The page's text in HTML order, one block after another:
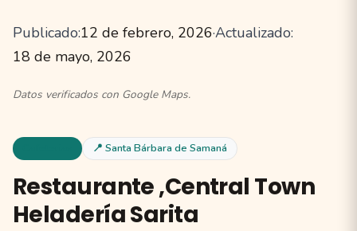
Publicado:12 de febrero, 2026·Actualizado:
18 de mayo, 2026
Datos verificados con Google Maps.
📍 Santa Bárbara de Samaná
Restaurante ,Central Town
Heladería Sarita